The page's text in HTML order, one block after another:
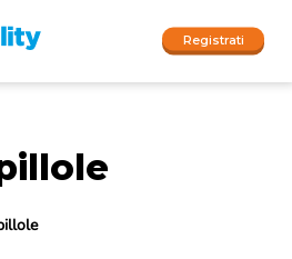
Registrati